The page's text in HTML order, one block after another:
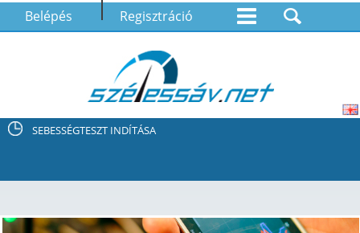
Belépés Regisztráció
SEBESSÉGTESZT INDÍTÁSA